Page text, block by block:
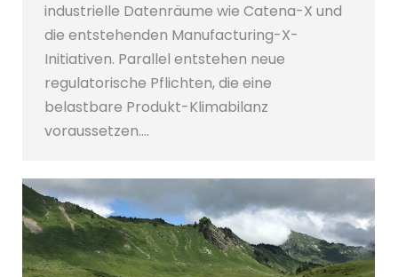
industrielle Datenräume wie Catena-X und
die entstehenden Manufacturing-X-
Initiativen. Parallel entstehen neue
regulatorische Pflichten, die eine
belastbare Produkt-Klimabilanz
voraussetzen.…